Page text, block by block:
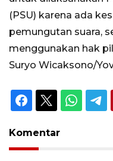
(PSU) karena ada
pemungutan suara,
menggunakan hak
Suryo Wicaksono/
Komentar